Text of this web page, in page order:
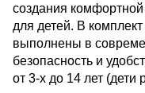
создания
для детей. В
выполнены в
безопасность и
от 3-х до 14 лет (дети